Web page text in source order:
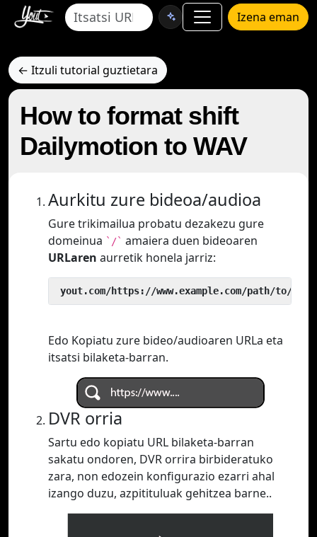
Izena eman
← Itzuli tutorial guztietara
How to format shift
Dailymotion to WAV
Aurkitu zure bideoa/audioa
Gure trikimailua probatu dezakezu gure
domeinua `/` amaiera duen bideoaren
URLaren aurretik honela jarriz:
yout.com/https://www.example.com/path/to/
Edo Kopiatu zure bideo/audioaren URLa eta
itsatsi bilaketa-barran.
DVR orria
Sartu edo kopiatu URL bilaketa-barran
sakatu ondoren, DVR orrira birbideratuko
zara, non edozein konfigurazio ezarri ahal
izango duzu, azpitituluak gehitzea barne..